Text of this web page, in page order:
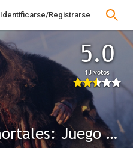
Identificarse/Registrarse
5.0
13 votos
Los inmortales: Juego final